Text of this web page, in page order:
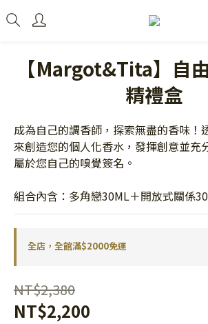
【Margot&Tita】自
精禮盒
成為自己的調香師，探索無盡的香味！
來創造您的個人化香水，發揮創意並充
屬於您自己的嗅覺簽名。
組合內含：多角戀30ML＋開放式關係
全店，全館滿$2000免運
NT$2,380
NT$2,200